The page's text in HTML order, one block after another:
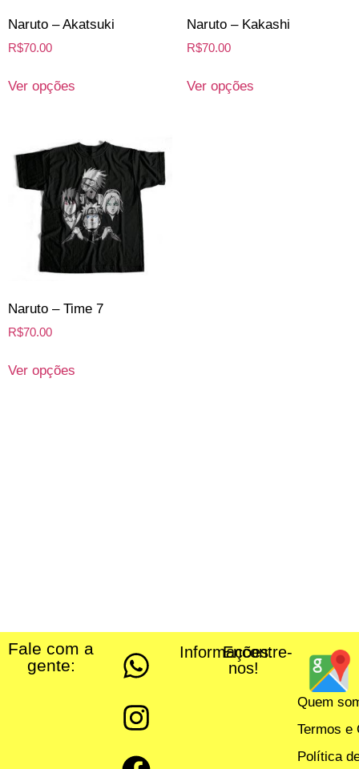
Naruto – Akatsuki
R$70.00
Ver opções
Naruto – Kakashi
R$70.00
Ver opções
Naruto – Time 7
R$70.00
Ver opções
Fale com a
gente:
Informações:
Encontre-
nos!
Quem
Termos e
Política